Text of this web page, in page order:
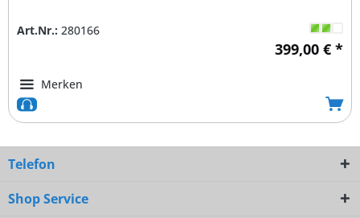
Art.Nr.: 280166
399,00 € *
Merken
Telefon
Shop Service